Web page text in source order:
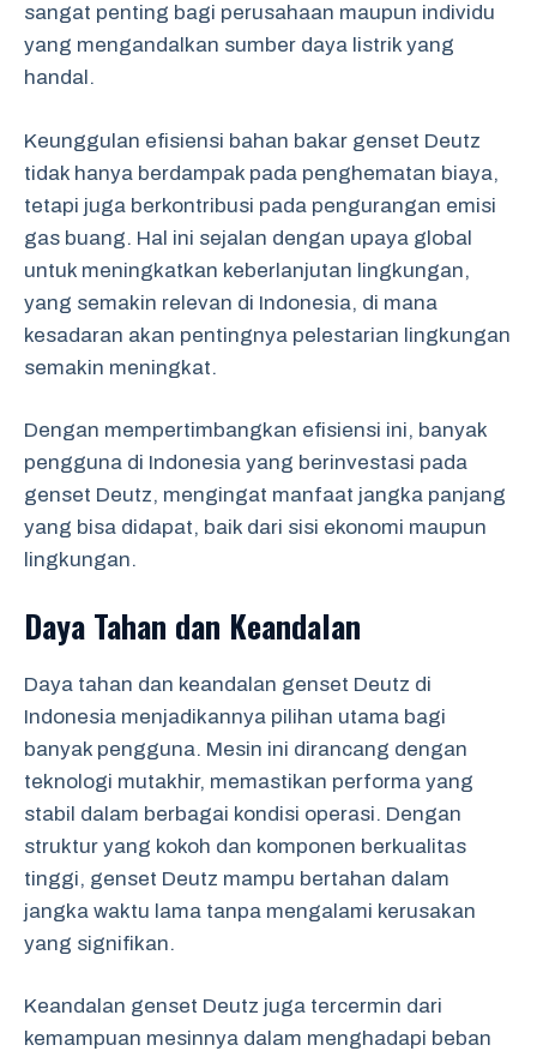
sangat penting bagi perusahaan maupun individu
yang mengandalkan sumber daya listrik yang
handal.
Keunggulan efisiensi bahan bakar genset Deutz
tidak hanya berdampak pada penghematan biaya,
tetapi juga berkontribusi pada pengurangan emisi
gas buang. Hal ini sejalan dengan upaya global
untuk meningkatkan keberlanjutan lingkungan,
yang semakin relevan di Indonesia, di mana
kesadaran akan pentingnya pelestarian lingkungan
semakin meningkat.
Dengan mempertimbangkan efisiensi ini, banyak
pengguna di Indonesia yang berinvestasi pada
genset Deutz, mengingat manfaat jangka panjang
yang bisa didapat, baik dari sisi ekonomi maupun
lingkungan.
Daya Tahan dan Keandalan
Daya tahan dan keandalan genset Deutz di
Indonesia menjadikannya pilihan utama bagi
banyak pengguna. Mesin ini dirancang dengan
teknologi mutakhir, memastikan performa yang
stabil dalam berbagai kondisi operasi. Dengan
struktur yang kokoh dan komponen berkualitas
tinggi, genset Deutz mampu bertahan dalam
jangka waktu lama tanpa mengalami kerusakan
yang signifikan.
Keandalan genset Deutz juga tercermin dari
kemampuan mesinnya dalam menghadapi beban